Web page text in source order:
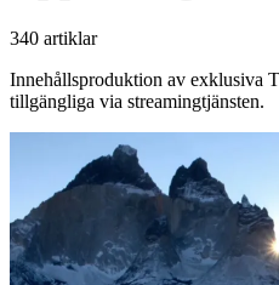
340 artiklar
Innehållsproduktion av exklusiva
tillgängliga via streamingtjänsten.